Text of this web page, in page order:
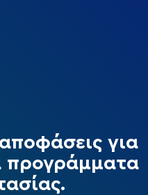
για
προγράμματα